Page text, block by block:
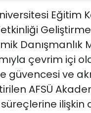
Eğitim
Geliştirme
Danışmanlık
çevrim içi
güvencesi ve
AFSÜ
ilişkin